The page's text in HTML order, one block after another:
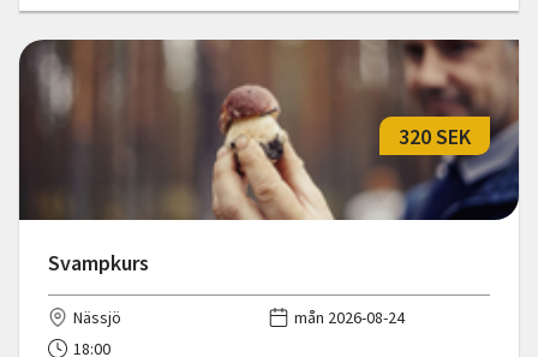
Svampkurs
320 SEK
Nässjö
mån 2026-08-24
18:00